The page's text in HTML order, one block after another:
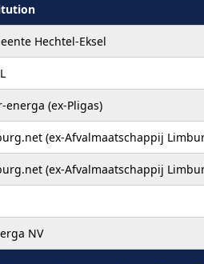
Hechtel-Eksel
energa (ex-Pligas)
(ex-Afvalmaatschappij
(ex-Afvalmaatschappij
NV